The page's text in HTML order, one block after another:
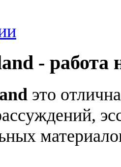
- работа
это